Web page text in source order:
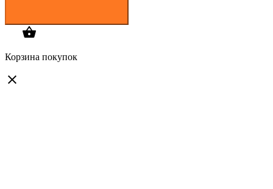
Корзина покупок